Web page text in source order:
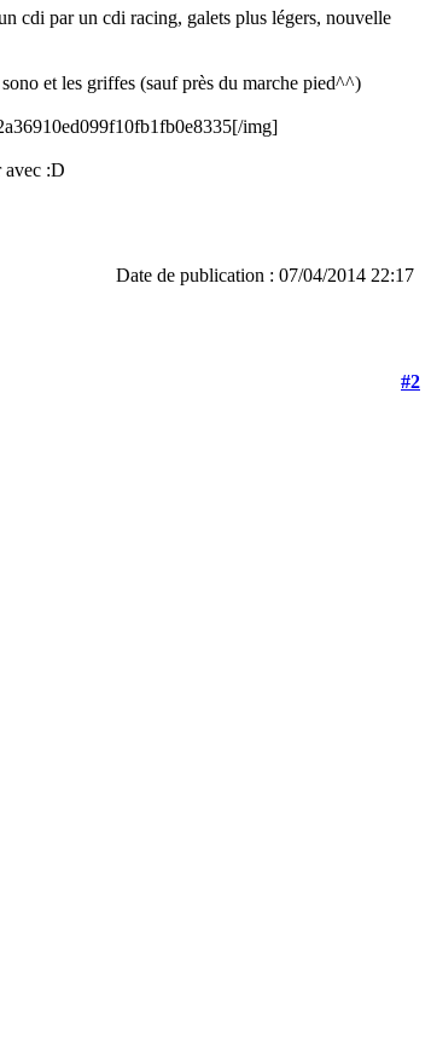
cdi par un cdi racing, galets plus légers, nouvelle
et les griffes (sauf près du marche pied^^)
img]
avec :D
Date de publication : 07/04/2014 22:17
#2